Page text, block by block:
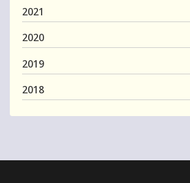
2021
2020
2019
2018